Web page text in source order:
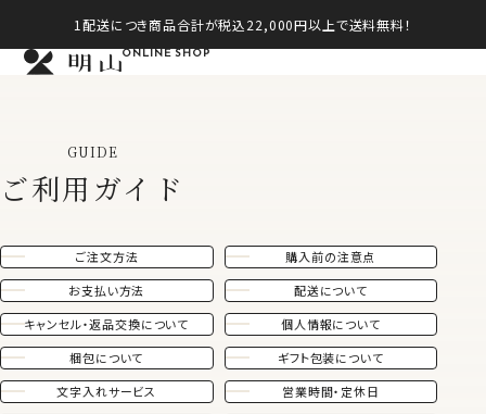
1配送につき商品合計が税込22,000円以上で送料無料！
ONLINE SHOP
GUIDE
ご利用ガイド
ご注文方法
購入前の注意点
お支払い方法
配送について
キャンセル・返品交換について
個人情報について
梱包について
ギフト包装について
文字入れサービス
営業時間・定休日